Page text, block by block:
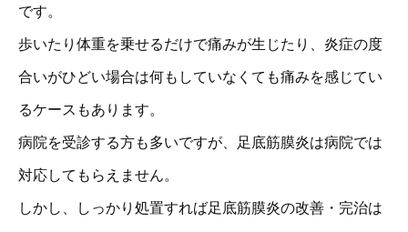
です。
歩いたり体重を乗せるだけで痛みが生じたり、炎症の度
合いがひどい場合は何もしていなくても痛みを感じてい
るケースもあります。
病院を受診する方も多いですが、足底筋膜炎は病院では
対応してもらえません。
しかし、しっかり処置すれば足底筋膜炎の改善・完治は